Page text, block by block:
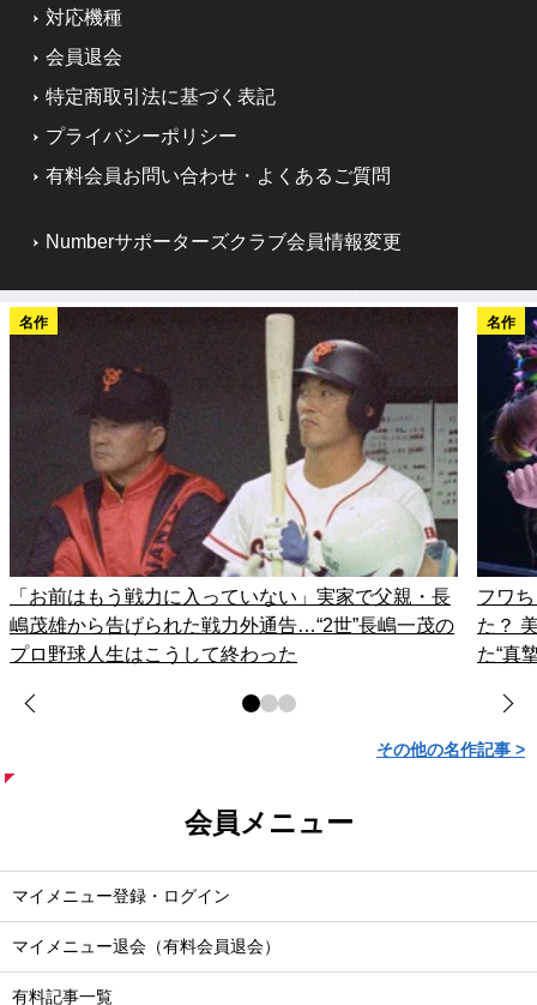
対応機種
会員退会
特定商取引法に基づく表記
プライバシーポリシー
有料会員お問い合わせ・よくあるご質問
Numberサポーターズクラブ会員情報変更
名作
「お前はもう戦力に入っていない」実家で父親・長
嶋茂雄から告げられた戦力外通告…“2世”長嶋一茂の
プロ野球人生はこうして終わった
名作
フワ
た？
た“真
その他の名作記事 >
会員メニュー
マイメニュー登録・ログイン
マイメニュー退会（有料会員退会）
有料記事一覧